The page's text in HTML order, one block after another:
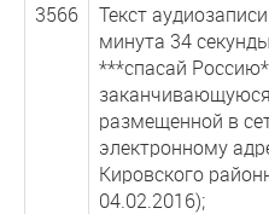
3566
Текст
минута 34
***спасай
заканчивающуюся
размещенной в
электронному
Кировского
04.02.2016);